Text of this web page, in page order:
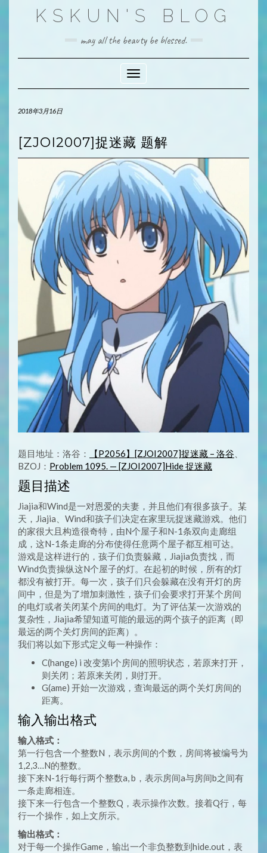
KSKUN'S BLOG
may all the beauty be blessed.
Toggle Navigation
2018年3月16日
[ZJOI2007]捉迷藏 题解
题目地址：洛谷： 【P2056】[ZJOI2007]捉迷藏 – 洛谷
BZOJ： Problem 1095. — [ZJOI2007]Hide 捉迷藏
题目描述
Jiajia和Wind是一对恩爱的夫妻，并且他们有很多孩子。某
天，Jiajia、Wind和孩子们决定在家里玩捉迷藏游戏。他们
的家很大且构造很奇特，由N个屋子和N-1条双向走廊组
成，这N-1条走廊的分布使得任意两个屋子都互相可达。
游戏是这样进行的，孩子们负责躲藏，Jiajia负责找，而
Wind负责操纵这N个屋子的灯。在起初的时候，所有的灯
都没有被打开。每一次，孩子们只会躲藏在没有开灯的房
间中，但是为了增加刺激性，孩子们会要求打开某个房间
的电灯或者关闭某个房间的电灯。为了评估某一次游戏的
复杂性，Jiajia希望知道可能的最远的两个孩子的距离（即
最远的两个关灯房间的距离）。
我们将以如下形式定义每一种操作：
C(hange) i 改变第i个房间的照明状态，若原来打开，
则关闭；若原来关闭，则打开。
G(ame) 开始一次游戏，查询最远的两个关灯房间的
距离。
输入输出格式
输入格式：
第一行包含一个整数N，表示房间的个数，房间将被编号为
1,2,3…N的整数。
接下来N-1行每行两个整数a, b，表示房间a与房间b之间有
一条走廊相连。
接下来一行包含一个整数Q，表示操作次数。接着Q行，每
行一个操作，如上文所示。
输出格式：
对于每一个操作Game，输出一个非负整数到hide.out，表